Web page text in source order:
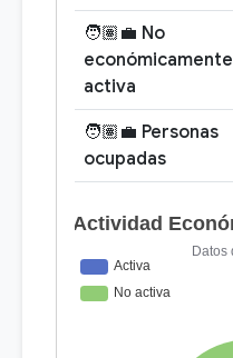
🧑🏽‍💼 No
económicamente
activa
🧑🏽‍💼 Personas
ocupadas